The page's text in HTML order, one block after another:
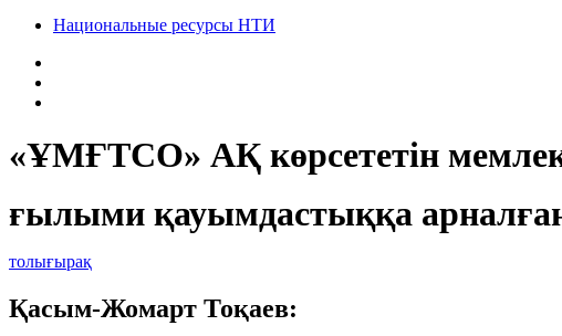
Национальные ресурсы НТИ
«ҰМҒТСО» АҚ көрсететін
ғылыми қауымдастыққа
толығырақ
Қасым-Жомарт Тоқаев: